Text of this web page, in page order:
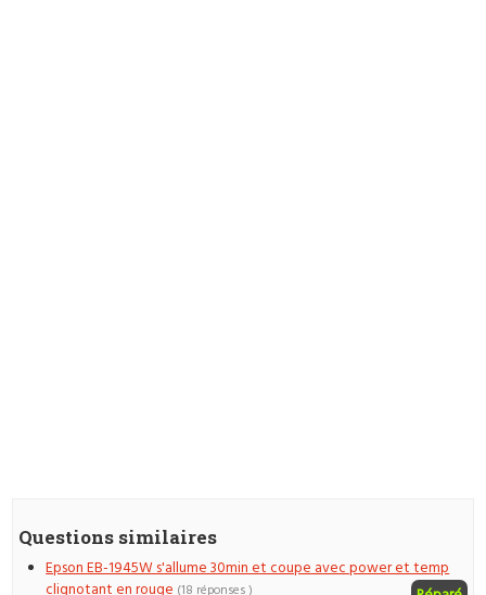
Questions similaires
Epson EB-1945W s'allume 30min et coupe avec power et temp
clignotant en rouge (18 réponses )